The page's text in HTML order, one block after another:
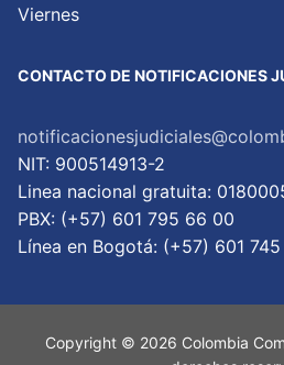
Viernes
CONTACTO DE NOTIFICACIONES
NIT: 900514913-2
Linea nacional gratuita:
PBX: (+57) 601 795 66 00
Lí­nea en Bogotá: (+57) 601
Copyright © 2026 Colombia